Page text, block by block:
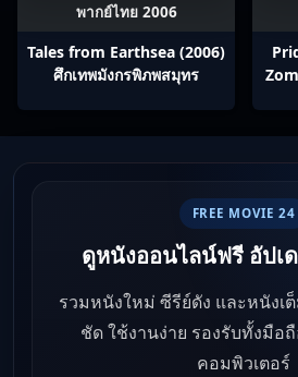
พากย์ไทย 2006
Tales from Earthsea (2006)
ศึกเทพมังกรพิภพสมุทร
FREE MOVIE 24
ดูหนังออนไลน์ฟรี อัปเ
รวมหนังใหม่ ซีรีย์ดัง และหนังเ
ชัด ใช้งานง่าย รองรับทั้งมือ
คอมพิวเตอร์